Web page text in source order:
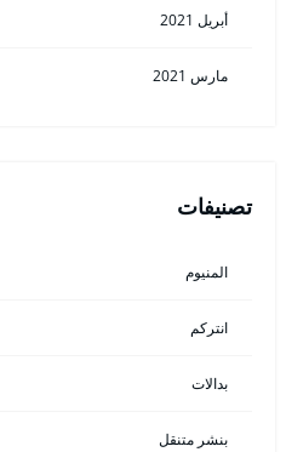
أبريل 2021
مارس 2021
تصنيفات
المنيوم
انتركم
بدالات
بنشر متنقل